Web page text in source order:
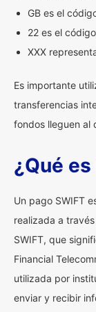
GB es el
22 es el
XXX
Es importante
transferencias
fondos lleguen al
¿Qué
Un pago SWIFT
realizada a
SWIFT, que
Financial
utilizada por
enviar y recibir